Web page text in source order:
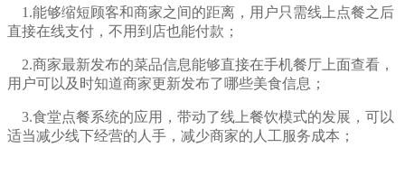
1.能够缩短顾客和商家之间的距离，用户只需线上点餐之后
直接在线支付，不用到店也能付款；
2.商家最新发布的菜品信息能够直接在手机餐厅上面查看，
用户可以及时知道商家更新发布了哪些美食信息；
3.食堂点餐系统的应用，带动了线上餐饮模式的发展，可以
适当减少线下经营的人手，减少商家的人工服务成本；